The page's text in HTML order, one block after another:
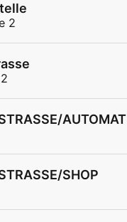
2
AUTOMAT
SHOP